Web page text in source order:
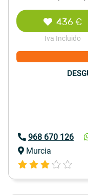
436 €
Iva Incluido
968 670 126
Murcia